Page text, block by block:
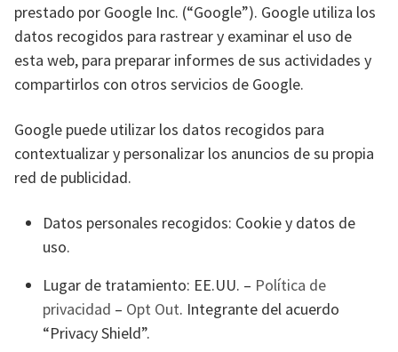
prestado por Google Inc. (“Google”). Google utiliza los
datos recogidos para rastrear y examinar el uso de
esta web, para preparar informes de sus actividades y
compartirlos con otros servicios de Google.
Google puede utilizar los datos recogidos para
contextualizar y personalizar los anuncios de su propia
red de publicidad.
Datos personales recogidos: Cookie y datos de
uso.
Lugar de tratamiento: EE.UU. – Política de
privacidad – Opt Out. Integrante del acuerdo
“Privacy Shield”.